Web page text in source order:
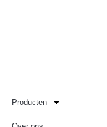
Producten